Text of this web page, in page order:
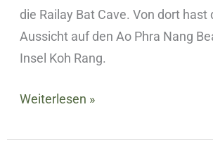
die Railay Bat Cave. Von dort hast
Aussicht auf den Ao Phra Nang
Insel Koh Rang.
Weiterlesen »